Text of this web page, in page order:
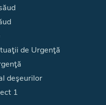
de Urgenţă
deşeurilor
1